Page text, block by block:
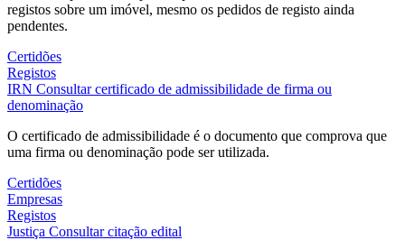
registos sobre um imóvel, mesmo os pedidos de registo ainda
pendentes.
Certidões
Registos
IRN Consultar certificado de admissibilidade de firma ou
denominação
O certificado de admissibilidade é o documento que comprova que
uma firma ou denominação pode ser utilizada.
Certidões
Empresas
Registos
Justiça Consultar citação edital